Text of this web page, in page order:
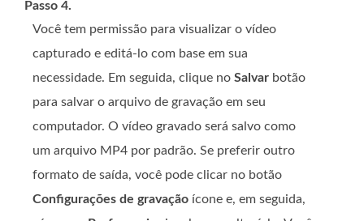
Passo 4.
Você tem permissão para visualizar o vídeo
capturado e editá-lo com base em sua
necessidade. Em seguida, clique no Salvar botão
para salvar o arquivo de gravação em seu
computador. O vídeo gravado será salvo como
um arquivo MP4 por padrão. Se preferir outro
formato de saída, você pode clicar no botão
Configurações de gravação ícone e, em seguida,